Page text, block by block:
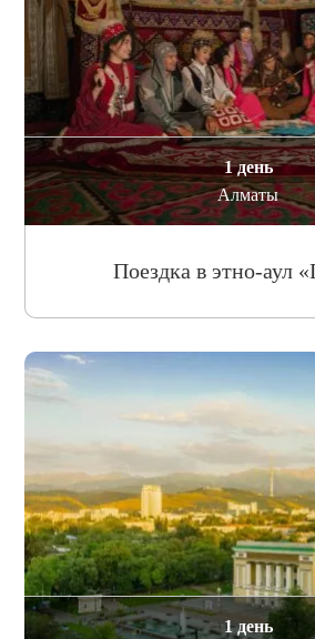
1 день
Алматы
Поездка в этно-аул
1 день